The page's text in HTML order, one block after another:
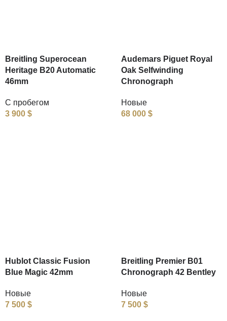
Breitling Superocean
Heritage B20 Automatic
46mm
С пробегом
3 900 $
Audemars Piguet Royal
Oak Selfwinding
Chronograph
Новые
68 000 $
Hublot Classic Fusion
Blue Magic 42mm
Новые
7 500 $
Breitling Premier B01
Chronograph 42 Bentley
Новые
7 500 $